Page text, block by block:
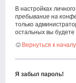
В настройках
пребывание на
только
остальных вы
Вернуться к началу
Я забыл пароль!